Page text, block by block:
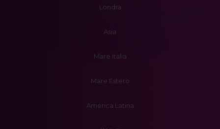
Londra
Asia
Mare Italia
Mare Estero
America Latina